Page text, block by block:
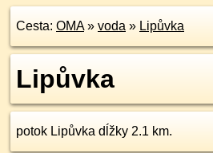
Cesta: OMA» voda » Lipůvka
Lipůvka
potok Lipůvka dĺžky 2.1 km.